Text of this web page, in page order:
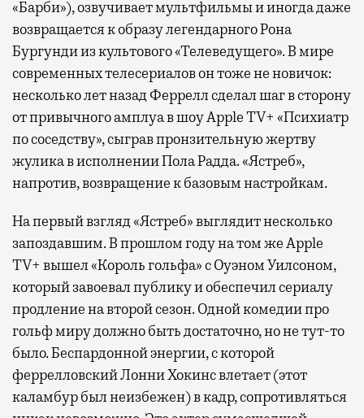
«Барби»), озвучивает мультфильмы и иногда даже
возвращается к образу легендарного Рона
Бургунди из культового «Телеведущего». В мире
современных телесериалов он тоже не новичок:
несколько лет назад Феррелл сделал шаг в сторону
от привычного амплуа в шоу Apple TV+ «Психиатр
по соседству», сыграв пронзительную жертву
жулика в исполнении Пола Радда. «Ястреб»,
напротив, возвращение к базовым настройкам.
На первый взгляд «Ястреб» выглядит несколько
запоздавшим. В прошлом году на том же Apple
TV+ вышел «Король гольфа» с Оуэном Уилсоном,
который завоевал публику и обеспечил сериалу
продление на второй сезон. Одной комедии про
гольф миру должно быть достаточно, но не тут-то
было. Беспардонной энергии, с которой
феррелловский Лонни Хокинс влетает (этот
каламбур был неизбежен) в кадр, сопротивляться